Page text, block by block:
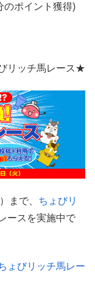
のポイント獲得)
リッチ馬レース★
まで、 ちょびリ
ースを実施中で
ょびリッチ馬レー